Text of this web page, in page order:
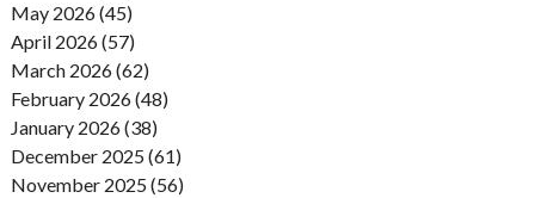
May 2026 (45)
April 2026 (57)
March 2026 (62)
February 2026 (48)
January 2026 (38)
December 2025 (61)
November 2025 (56)